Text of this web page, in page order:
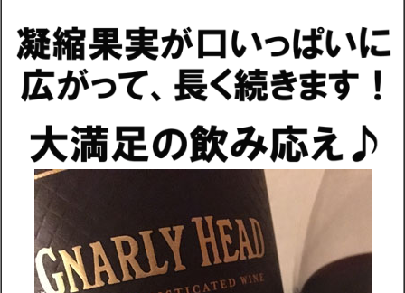
ワイン検索
【ワインセラーショップ】
お電話 （03-5913-8046）